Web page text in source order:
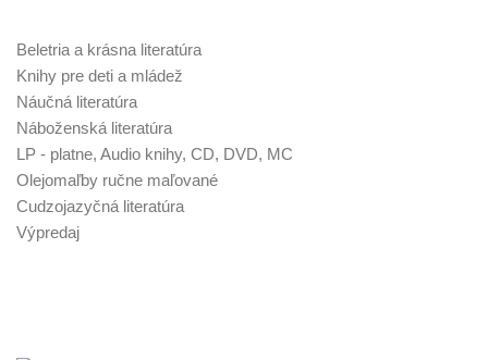
Beletria a krásna literatúra
Knihy pre deti a mládež
Náučná literatúra
Náboženská literatúra
LP - platne, Audio knihy, CD, DVD, MC
Olejomaľby ručne maľované
Cudzojazyčná literatúra
Výpredaj